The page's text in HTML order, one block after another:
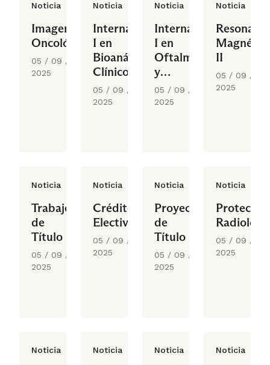
Noticia
Imagenología
Oncológica
05 / 09 /
2025
Noticia
Internado
I en
Bioanálisis
Clínico y
Medicina
Transfusional
05 / 09 /
2025
Noticia
Internado
I en
Oftalmología
y
Optometría
05 / 09 /
2025
Noticia
II
05 / 09 /
2025
Noticia
Trabajo
de
Título
05 / 09 /
2025
Noticia
Créditos
Electivos
05 / 09 /
2025
Noticia
Proyecto
de
Título
05 / 09 /
2025
Noticia
05 / 09 /
2025
Noticia Noticia Noticia Noticia